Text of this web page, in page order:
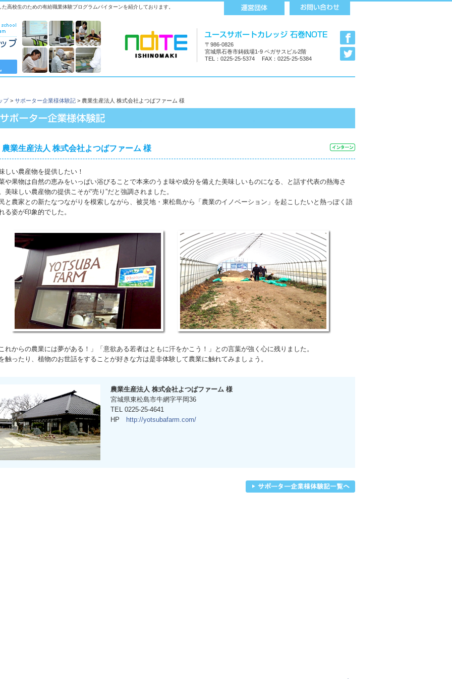
高校生のための有給職業体験プログラムバイターンを紹介しております。
〒986-0826
宮城県石巻市鋳銭場1-9 ペガサスビル2階
TEL：0225-25-5374 FAX：0225-25-5384
プ> サポーター企業様体験記 > 農業生産法人 株式会社よつばファーム 様
農業生産法人 株式会社よつばファーム 様
しい農産物を提供したい！
や果物は自然の恵みをいっぱい浴びることで本来のうま味や成分を備えた美味しいものになる、と話す代表の熱海さ
美味しい農産物の提供こそが“売り”だと強調されました。
と農家との新たなつながりを模索しながら、被災地・東松島から「農業のイノベーション」を起こしたいと熱っぽく語
る姿が印象的でした。
れからの農業には夢がある！」「意欲ある若者はともに汗をかこう！」との言葉が強く心に残りました。
触ったり、植物のお世話をすることが好きな方は是非体験して農業に触れてみましょう。
農業生産法人 株式会社よつばファーム 様
宮城県東松島市牛網字平岡36
TEL 0225-25-4641
HP
http://yotsubafarm.com/